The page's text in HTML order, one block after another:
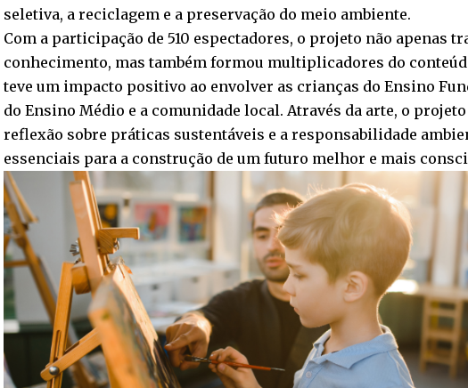
seletiva, a reciclagem e a preservação do meio ambiente.
Com a participação de 510 espectadores, o projeto não apenas
conhecimento, mas também formou multiplicadores do
teve um impacto positivo ao envolver as crianças do Ensino
do Ensino Médio e a comunidade local. Através da arte, o
reflexão sobre práticas sustentáveis e a responsabilidade
essenciais para a construção de um futuro melhor e mais